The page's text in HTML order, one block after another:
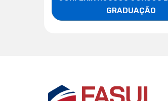
                    GRADUAÇÃO